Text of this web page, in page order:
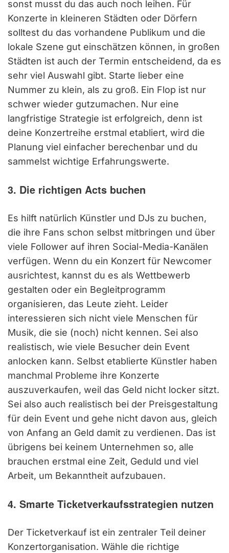
sonst musst du das auch noch leihen. Für
Konzerte in kleineren Städten oder Dörfern
solltest du das vorhandene Publikum und die
lokale Szene gut einschätzen können, in großen
Städten ist auch der Termin entscheidend, da es
sehr viel Auswahl gibt. Starte lieber eine
Nummer zu klein, als zu groß. Ein Flop ist nur
schwer wieder gutzumachen. Nur eine
langfristige Strategie ist erfolgreich, denn ist
deine Konzertreihe erstmal etabliert, wird die
Planung viel einfacher berechenbar und du
sammelst wichtige Erfahrungswerte.
3. Die richtigen Acts buchen
Es hilft natürlich Künstler und DJs zu buchen,
die ihre Fans schon selbst mitbringen und über
viele Follower auf ihren Social-Media-Kanälen
verfügen. Wenn du ein Konzert für Newcomer
ausrichtest, kannst du es als Wettbewerb
gestalten oder ein Begleitprogramm
organisieren, das Leute zieht. Leider
interessieren sich nicht viele Menschen für
Musik, die sie (noch) nicht kennen. Sei also
realistisch, wie viele Besucher dein Event
anlocken kann. Selbst etablierte Künstler haben
manchmal Probleme ihre Konzerte
auszuverkaufen, weil das Geld nicht locker sitzt.
Sei also auch realistisch bei der Preisgestaltung
für dein Event und gehe nicht davon aus, gleich
von Anfang an Geld damit zu verdienen. Das ist
übrigens bei keinem Unternehmen so, alle
brauchen erstmal eine Zeit, Geduld und viel
Arbeit, um Bekanntheit aufzubauen.
4. Smarte Ticketverkaufsstrategien nutzen
Der Ticketverkauf ist ein zentraler Teil deiner
Konzertorganisation. Wähle die richtige